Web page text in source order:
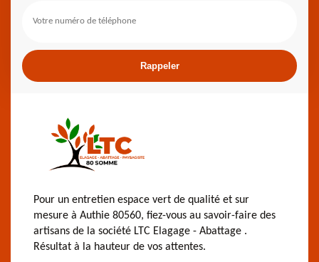
Pour un entretien espace vert de qualité et sur
mesure à Authie 80560, fiez-vous au savoir-faire des
artisans de la société LTC Elagage - Abattage .
Résultat à la hauteur de vos attentes.